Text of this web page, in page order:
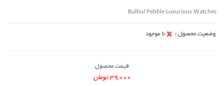
Bulbul Pebble Luxurious Watches
قیمت محصول
39,000 تومان